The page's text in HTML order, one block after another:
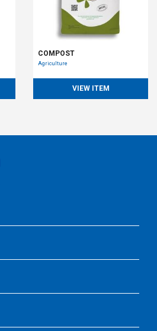
COMPOST
Agriculture
VIEW ITEM